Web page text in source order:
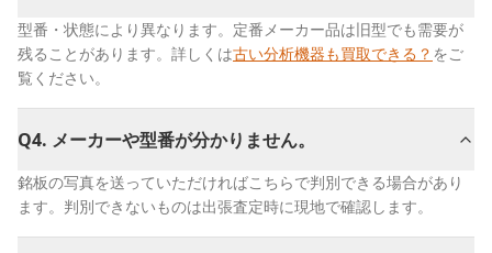
型番・状態により異なります。定番メーカー品は旧型でも需要が
残ることがあります。詳しくは古い分析機器も買取できる？ をご
覧ください。
Q4. メーカーや型番が分かりません。
銘板の写真を送っていただければこちらで判別できる場合があり
ます。判別できないものは出張査定時に現地で確認します。